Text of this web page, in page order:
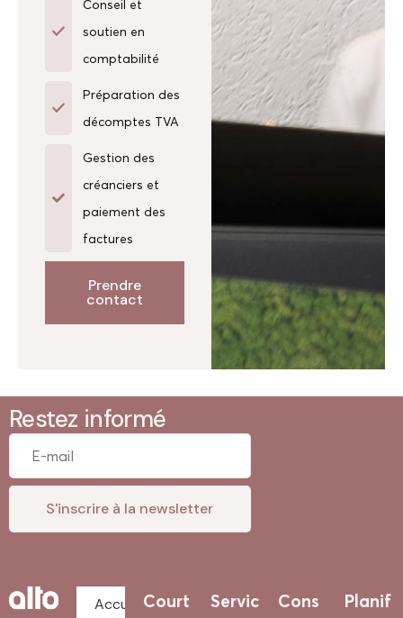
Conseil et
soutien en
comptabilité
Préparation des
décomptes TVA
Gestion des
créanciers et
paiement des
factures
Prendre
contact
Restez informé
Accueil
Court
Servic
Cons
Planif